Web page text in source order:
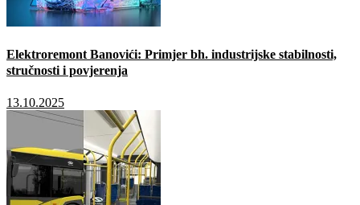
Elektroremont Banovići: Primjer bh. industrijske stabilnosti,
stručnosti i povjerenja
13.10.2025